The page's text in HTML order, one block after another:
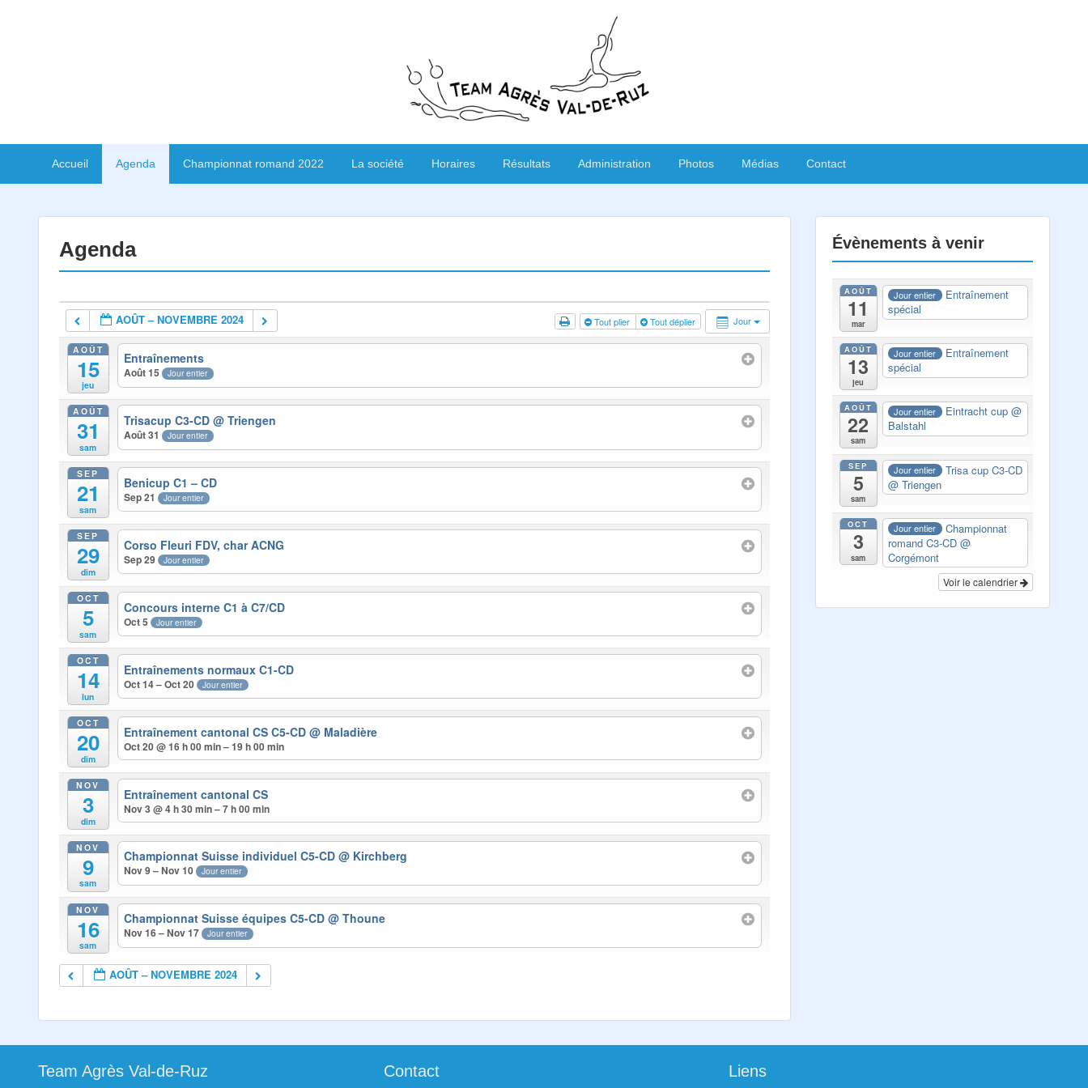
Accueil Agenda Championnat romand 2022 La société Horaires Résultats Administration Photos Médias Contact
Agenda
Jour
AOÛT – NOVEMBRE 2024 Tout plier Tout déplier
AOÛT
15
jeu
Entraînements
Août 15 Jour entier
AOÛT
31
sam
Trisacup C3-CD@ Triengen
Août 31 Jour entier
SEP
21
sam
Benicup C1 – CD
Sep 21 Jour entier
SEP
29
dim
Corso Fleuri FDV, char ACNG
Sep 29 Jour entier
OCT
5
sam
Concours interne C1 à C7/CD
Oct 5 Jour entier
OCT
14
lun
Entraînements normaux C1-CD
Oct 14 – Oct 20 Jour entier
OCT
20
dim
Entraînement cantonal CS C5-CD@ Maladière
Oct 20 @ 16 h 00 min – 19 h 00 min
NOV
3
dim
Entraînement cantonal CS
Nov 3 @ 4 h 30 min – 7 h 00 min
NOV
9
sam
Championnat Suisse individuel C5-CD@ Kirchberg
Nov 9 – Nov 10 Jour entier
NOV
16
sam
Championnat Suisse équipes C5-CD@ Thoune
Nov 16 – Nov 17 Jour entier
AOÛT – NOVEMBRE 2024
Évènements à venir
AOÛT
11
mar
Jour entier
Entraînement
spécial
AOÛT
13
jeu
Jour entier
Entraînement
spécial
AOÛT
22
sam
Jour entier Eintracht cup@
Balstahl
SEP
5
sam
Jour entier
Trisa cup C3-CD
@ Triengen
OCT
3
sam
Jour entier
Championnat
romand C3-CD @
Corgémont
Voir le calendrier
Team Agrès Val-de-Ruz Contact Liens